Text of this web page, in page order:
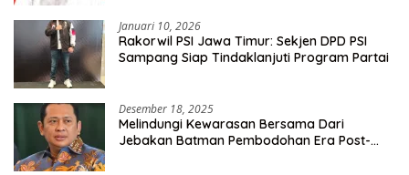
Januari 10, 2026
Rakorwil PSI Jawa Timur: Sekjen DPD PSI
Sampang Siap Tindaklanjuti Program Partai
Desember 18, 2025
Melindungi Kewarasan Bersama Dari
Jebakan Batman Pembodohan Era Post-